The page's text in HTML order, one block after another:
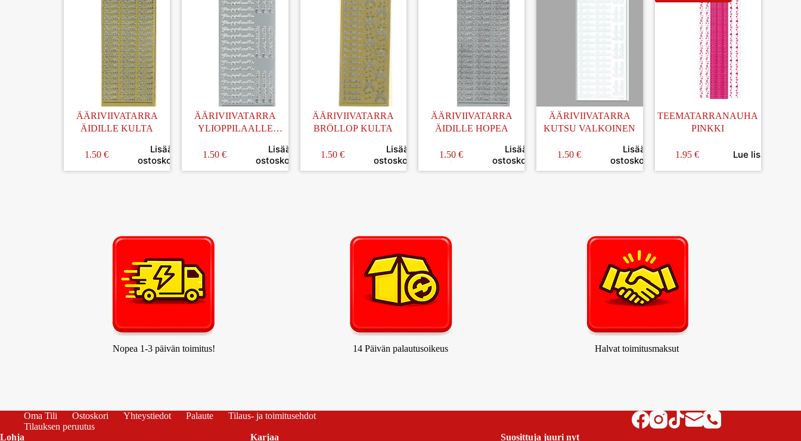
ÄÄRIVIIVATARRA
ÄIDILLE KULTA
1.50 €
Lisää
ostoskoriin
ÄÄRIVIIVATARRA
YLIOPPILAALLE
1.50€
Lisää
ostoskoriin
ÄÄRIVIIVATARRA
BRÖLLOP KULTA
1.50€
Lisää
ostoskoriin
ÄÄRIVIIVATARRA
ÄIDILLE HOPEA
1.50 €
Lisää
ostoskoriin
ÄÄRIVIIVATARRA
KUTSU VALKOINEN
1.50 €
Lisää
ostoskoriin
TEEMATARRANAUHA
PINKKI
1.95€ Lue lisää
Nopea 1-3 päivän toimitus! 14 Päivän palautusoikeus Halvat toimitusmaksut
Oma Tili Ostoskori Yhteystiedot Palaute
Tilaus- ja toimitusehdot
Tilauksen peruutus
Lohja
Karjaa Suosittuja juuri nyt